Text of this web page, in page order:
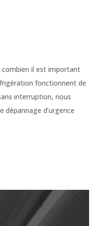
combien il est important
fonctionnent de
interruption, nous
dépannage d’urgence